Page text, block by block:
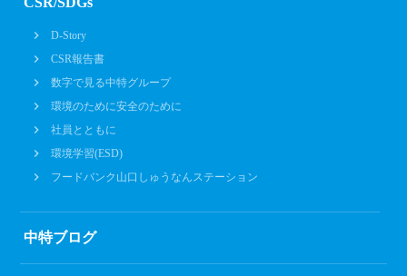
D-Story
CSR報告書
数字で見る中特グループ
環境のために安全のために
社員とともに
環境学習(ESD)
フードバンク山口しゅうなんステーション
中特ブログ